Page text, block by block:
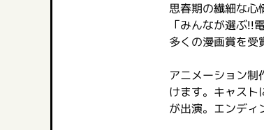
思春期の繊細な心
「みんなが選ぶ!!
多くの漫画賞を受
アニメーション
けます。キャスト
が出演。エンディ